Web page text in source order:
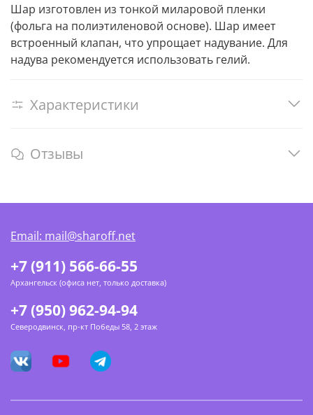
Шар изготовлен из тонкой миларовой пленки
(фольга на полиэтиленовой основе). Шар имеет
встроенный клапан, что упрощает надувание. Для
надува рекомендуется использовать гелий.
Характеристики
Отзывы
+7 (911) 566-66-55
Архангельск (офиса нет, только доставка)
+7 (950) 962-94-94
Северодвинск, пр-кт Победы 58, 2 этаж
Email: mail@sharoff.net